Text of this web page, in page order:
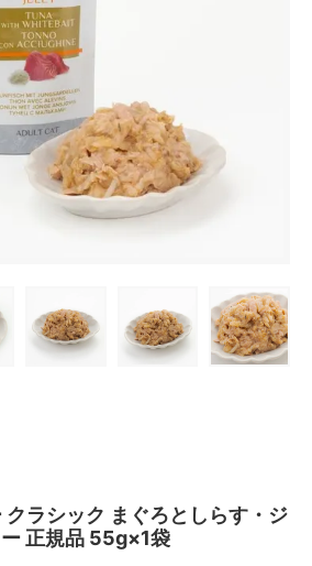
クラシック まぐろとしらす・ジ
ー 正規品 55g×1袋